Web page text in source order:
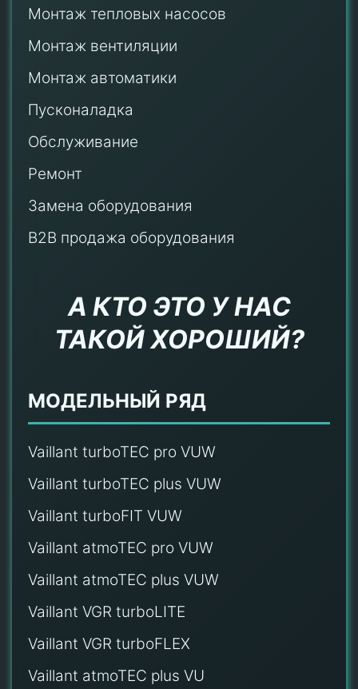
Монтаж тепловых насосов
Монтаж вентиляции
Монтаж автоматики
Пусконаладка
Обслуживание
Ремонт
Замена оборудования
B2B продажа оборудования
А КТО ЭТО У НАС
ТАКОЙ ХОРОШИЙ?
МОДЕЛЬНЫЙ РЯД
Vaillant turboTEC pro VUW
Vaillant turboTEC plus VUW
Vaillant turboFIT VUW
Vaillant atmoTEC pro VUW
Vaillant atmoTEC plus VUW
Vaillant VGR turboLITE
Vaillant VGR turboFLEX
Vaillant atmoTEC plus VU